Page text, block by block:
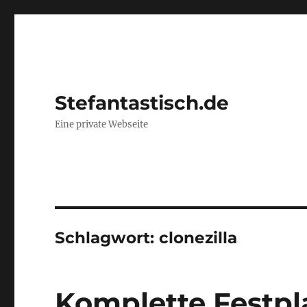
Stefantastisch.de
Eine private Webseite
Schlagwort:clonezilla